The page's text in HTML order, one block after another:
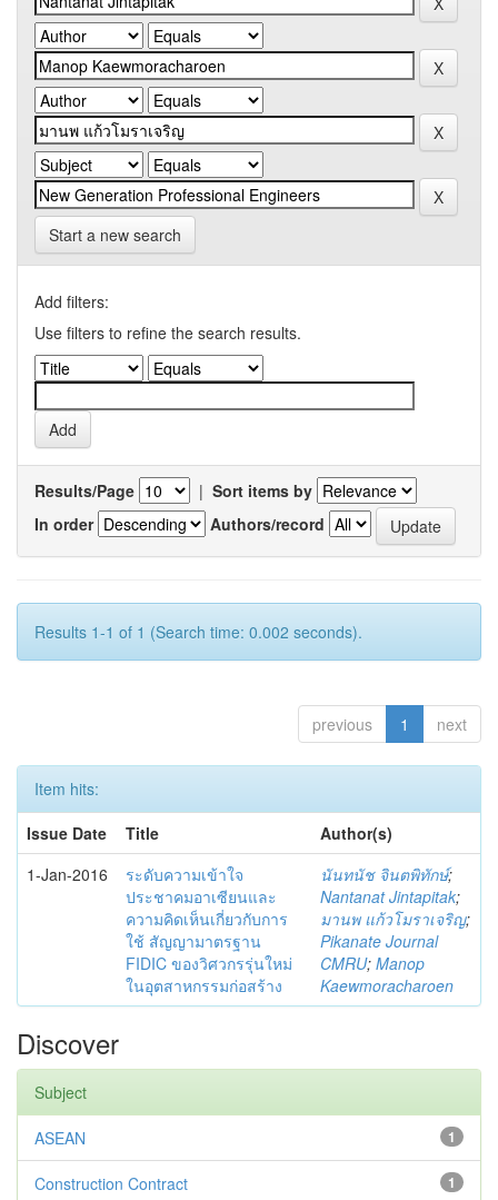
Start a new search
Add filters:
Use filters to refine the search results.
Results/Page | Sort items by
In order
Authors/record
Results 1-1 of 1 (Search time: 0.002 seconds).
previous 1 next
Item hits:
Issue Date
Title
Author(s)
1-Jan-2016
ระดับความเข้าใจ
ประชาคมอาเซียนและ
ความคิดเห็นเกี่ยวกับการ
ใช้ สัญญามาตรฐาน
FIDIC ของวิศวกรรุ่นใหม่
ในอุตสาหกรรมก่อสร้าง
นันทนัช จินตพิทักษ์;
Nantanat Jintapitak;
มานพ แก้วโมราเจริญ;
Pikanate Journal
CMRU; Manop
Kaewmoracharoen
Discover
Subject
1
ASEAN
1
Construction Contract